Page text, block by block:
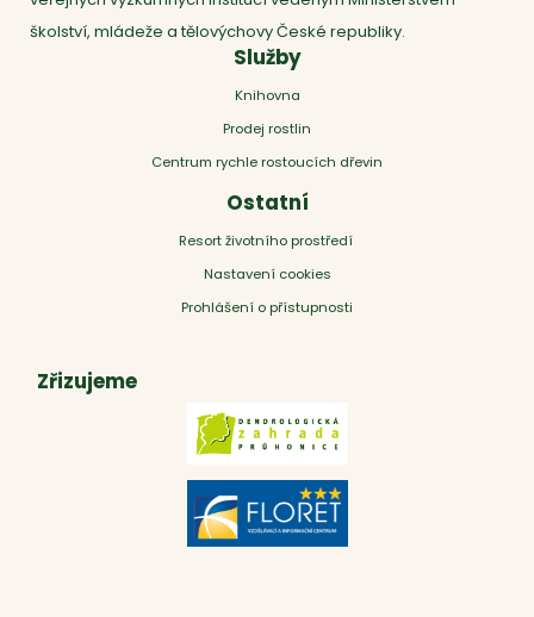
školství, mládeže a tělovýchovy České republiky.
Služby
Knihovna
Prodej rostlin
Centrum rychle rostoucích dřevin
Ostatní
Resort životního prostředí
Nastavení cookies
Prohlášení o přístupnosti
Zřizujeme